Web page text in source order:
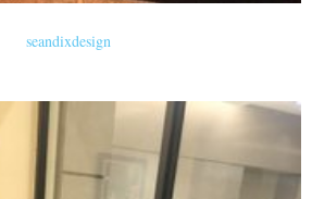
seandixdesign